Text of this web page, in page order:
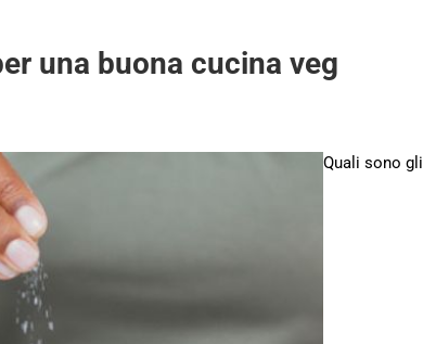
una buona cucina veg
Quali sono gli